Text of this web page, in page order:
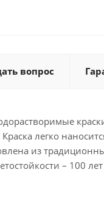
вопрос
легко
из
– 100